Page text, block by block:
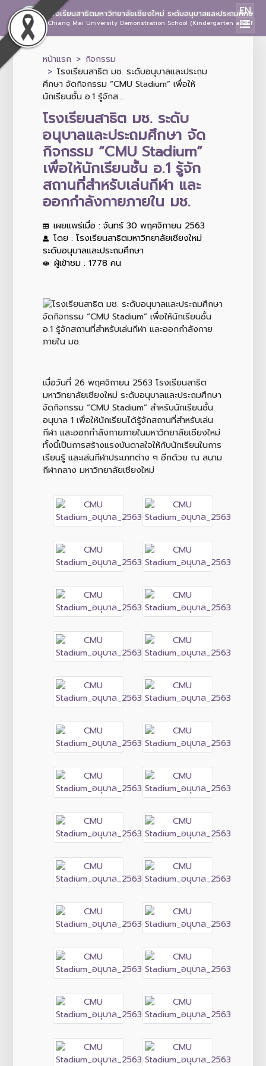
โรงเรียนสาธิตมหาวิทยาลัยเชียงใหม่ ระดับอนุบาลและประถมศึกษา
Chiang Mai University Demonstration School (Kindergarten and
EN
หน้าแรก
กิจกรรม
โรงเรียนสาธิต มช. ระดับอนุบาลและประถม
ศึกษา จัดกิจกรรม “CMU Stadium” เพื่อให้
นักเรียนชั้น อ.1 รู้จักส...
โรงเรียนสาธิต มช. ระดับ
อนุบาลและประถมศึกษา จัด
กิจกรรม “CMU Stadium”
เพื่อให้นักเรียนชั้น อ.1 รู้จัก
สถานที่สำหรับเล่นกีฬา และ
ออกกำลังกายภายใน มช.
เผยแพร่เมื่อ : จันทร์ 30 พฤศจิกายน 2563
โดย : โรงเรียนสาธิตมหาวิทยาลัยเชียงใหม่
ระดับอนุบาลและประถมศึกษา
ผู้เข้าชม : 1778 คน
เมื่อวันที่ 26 พฤศจิกายน 2563 โรงเรียนสาธิต
มหาวิทยาลัยเชียงใหม่ ระดับอนุบาลและประถมศึกษา
จัดกิจกรรม “CMU Stadium” สำหรับนักเรียนชั้น
อนุบาล 1 เพื่อให้นักเรียนได้รู้จักสถานที่สำหรับเล่น
กีฬา และออกกำลังกายภายในมหาวิทยาลัยเชียงใหม่
ทั้งนี้เป็นการสร้างแรงบันดาลใจให้กับนักเรียนในการ
เรียนรู้ และเล่นกีฬาประเภทต่าง ๆ อีกด้วย ณ สนาม
กีฬากลาง มหาวิทยาลัยเชียงใหม่